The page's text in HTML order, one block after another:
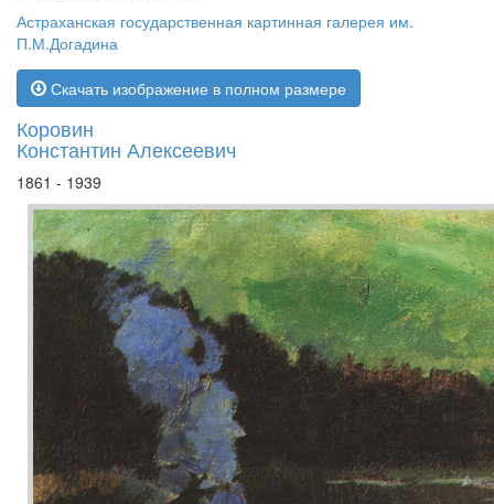
Астраханская государственная картинная галерея им.
П.М.Догадина
Скачать изображение в полном размере
Коровин
Константин Алексеевич
1861 - 1939